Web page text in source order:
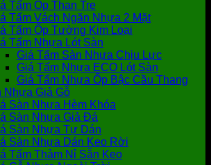
Tấm Ốp Than Tre
Tấm Vách Ngăn Nhựa 2 Mặt
Tấm Ốp Tường Kim Loại
Tấm Nhựa Lót Sàn
Giá Tấm Sàn Nhựa Chịu Lực
Giá Tấm Nhựa ECO Lót Sàn
Giá Tấm Nhựa Ốp Bậc Cầu Thang
Nhựa Giả Gỗ
Sàn Nhựa Hèm Khóa
Sàn Nhựa Giả Đá
Sàn Nhựa Tự Dán
Sàn Nhựa Dán Keo Rời
Tấm Thảm Nỉ Sẵn Keo